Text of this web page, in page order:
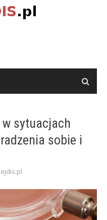
sytuacjach
sobie i